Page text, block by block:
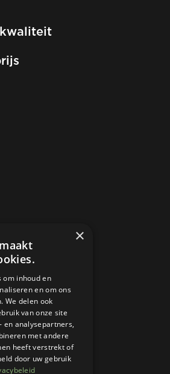
×
om inhoud en
en om ons
We delen ook
van onze site
en analysepartners,
met andere
heeft verstrekt of
door uw gebruik